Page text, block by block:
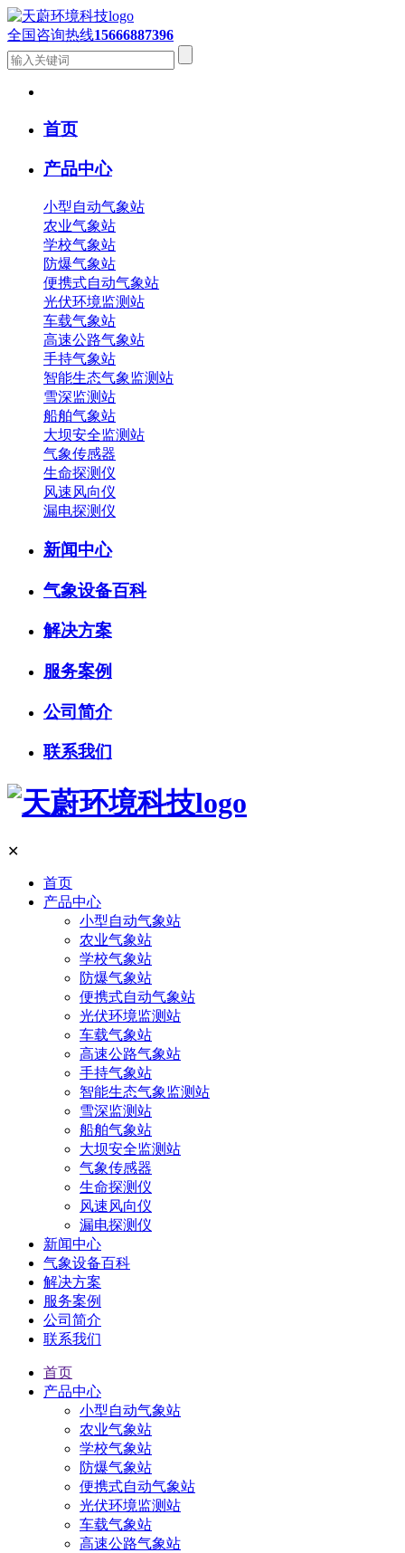
全国咨询热线15666887396
首页
产品中心
小型自动气象站
农业气象站
学校气象站
防爆气象站
便携式自动气象站
光伏环境监测站
车载气象站
高速公路气象站
手持气象站
智能生态气象监测站
雪深监测站
船舶气象站
大坝安全监测站
气象传感器
生命探测仪
风速风向仪
漏电探测仪
新闻中心
气象设备百科
解决方案
服务案例
公司简介
联系我们
✕
首页
产品中心
小型自动气象站
农业气象站
学校气象站
防爆气象站
便携式自动气象站
光伏环境监测站
车载气象站
高速公路气象站
手持气象站
智能生态气象监测站
雪深监测站
船舶气象站
大坝安全监测站
气象传感器
生命探测仪
风速风向仪
漏电探测仪
新闻中心
气象设备百科
解决方案
服务案例
公司简介
联系我们
首页
产品中心
小型自动气象站
农业气象站
学校气象站
防爆气象站
便携式自动气象站
光伏环境监测站
车载气象站
高速公路气象站